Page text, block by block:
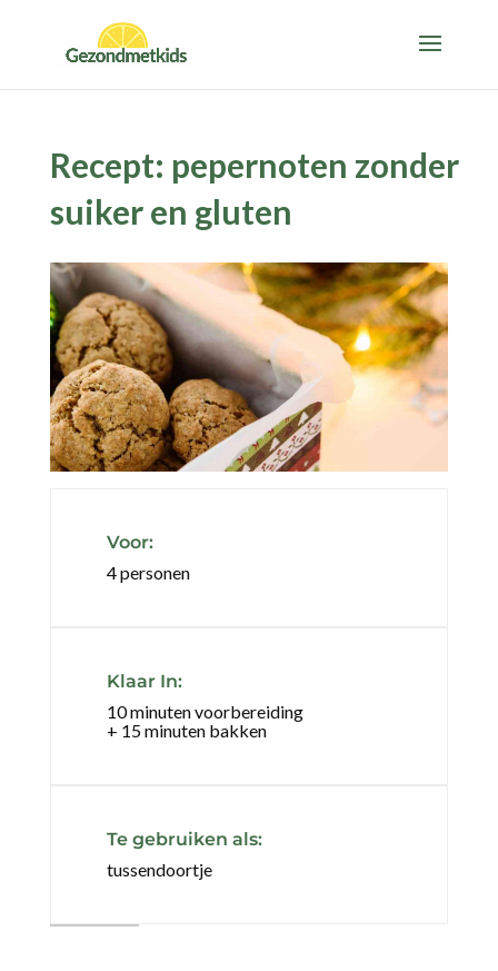
Recept: pepernoten zonder
suiker en gluten
Voor:
4 personen
Klaar In:
10 minuten voorbereiding
+ 15 minuten bakken
Te gebruiken als:
tussendoortje